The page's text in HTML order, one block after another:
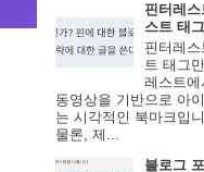
핀터레
스트 태
핀터레
트 태그
레스트
동영상을 기반으로 아
는 시각적인 북마크입
물론, 제...
블로그